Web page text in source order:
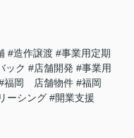
#造作譲渡 #事業用定期
ック #店舗開発 #事業用
福岡 店舗物件 #福岡
ーシング #開業支援